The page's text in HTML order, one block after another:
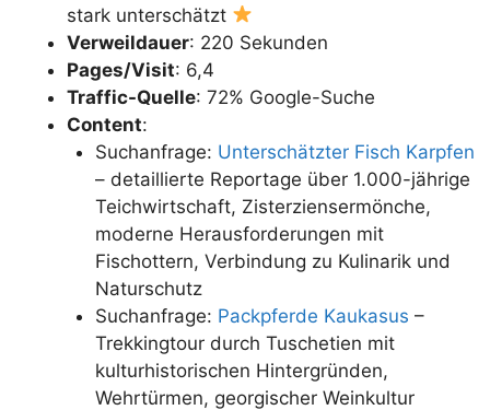
stark unterschätzt
Verweildauer: 220 Sekunden
Pages/Visit: 6,4
Traffic-Quelle: 72% Google-Suche
Content:
Suchanfrage: Unterschätzter Fisch Karpfen
– detaillierte Reportage über 1.000-jährige
Teichwirtschaft, Zisterziensermönche,
moderne Herausforderungen mit
Fischottern, Verbindung zu Kulinarik und
Naturschutz
Suchanfrage: Packpferde Kaukasus –
Trekkingtour durch Tuschetien mit
kulturhistorischen Hintergründen,
Wehrtürmen, georgischer Weinkultur